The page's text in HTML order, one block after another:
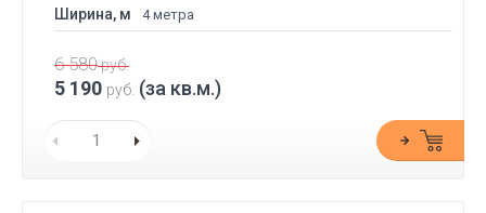
Ширина, м 4 метра
6 580руб.
5 190 руб. (за кв.м.)